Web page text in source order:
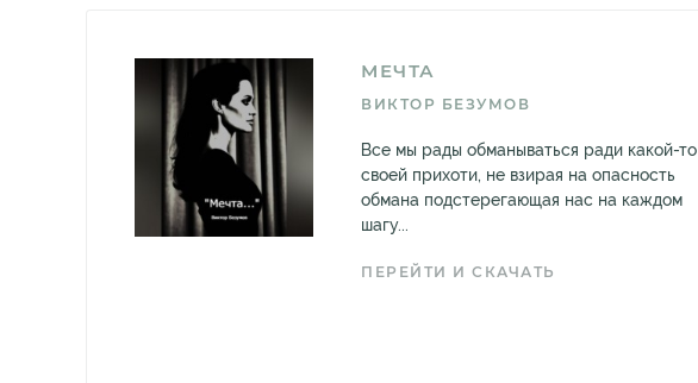
МЕЧТА
ВИКТОР БЕЗУМОВ
Все мы рады обманываться ради какой-то
своей прихоти, не взирая на опасность
обмана подстерегающая нас на каждом
шагу...
ПЕРЕЙТИ И СКАЧАТЬ